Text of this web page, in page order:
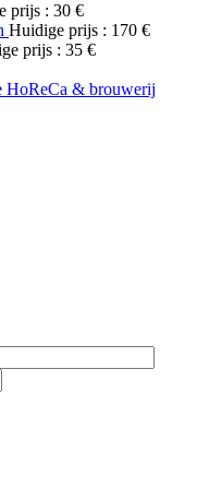
prijs : 30 €
Huidige prijs : 170 €
prijs : 35 €
HoReCa & brouwerij